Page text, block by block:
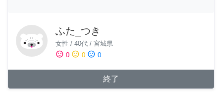
ふた_つき
女性 / 40代 / 宮城県
sentiment_satisfied 0 sentiment_neutral 0 sentiment_dissatisfied 0
終了